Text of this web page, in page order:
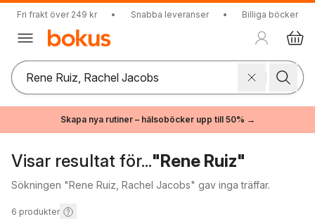
Fri frakt över 249 kr • Snabba leveranser • Billiga böcker
Skapa nya rutiner – hälsoböcker upp till 50% →
Visar resultat för..."Rene Ruiz"
Sökningen "Rene Ruiz, Rachel Jacobs" gav inga träffar.
6 produkter